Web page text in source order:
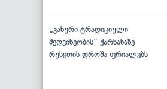
„კახური ტრადიციული
მეღვინეობის“ ქარხანაზე
რუსეთის დროშა ფრიალებს